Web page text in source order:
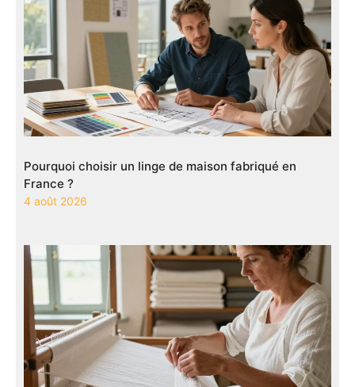
Pourquoi choisir un linge de maison fabriqué en
France ?
4 août 2026